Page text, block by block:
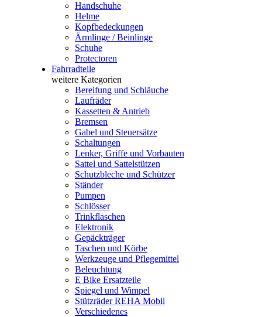
Handschuhe
Helme
Kopfbedeckungen
Ärmlinge / Beinlinge
Schuhe
Protectoren
Fahrradteile
weitere Kategorien
Bereifung und Schläuche
Laufräder
Kassetten & Antrieb
Bremsen
Gabel und Steuersätze
Schaltungen
Lenker, Griffe und Vorbauten
Sattel und Sattelstützen
Schutzbleche und Schützer
Ständer
Pumpen
Schlösser
Trinkflaschen
Elektronik
Gepäckträger
Taschen und Körbe
Werkzeuge und Pflegemittel
Beleuchtung
E Bike Ersatzteile
Spiegel und Wimpel
Stützräder REHA Mobil
Verschiedenes